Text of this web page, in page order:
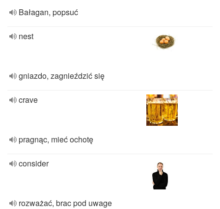
Bałagan, popsuć
nest
gniazdo, zagnieździć się
crave
pragnąc, mieć ochotę
consider
rozważać, brac pod uwage